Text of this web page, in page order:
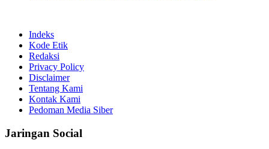
Indeks
Kode Etik
Redaksi
Privacy Policy
Disclaimer
Tentang Kami
Kontak Kami
Pedoman Media Siber
Jaringan Social